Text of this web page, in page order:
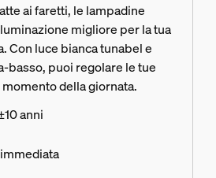
ai faretti, le lampadine
migliore per la tua
Con luce bianca tunabel e
basso, puoi regolare le tue
della giornata.
anni